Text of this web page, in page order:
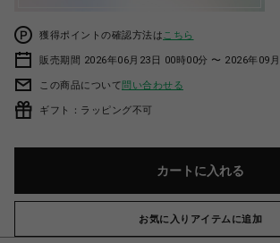
獲得ポイントの確認方法は こちら
販売期間 2026年06月23日 00時00分 〜 2026年09
この商品について問い合わせる
ギフト：ラッピング不可
カートに入れる
お気に入りアイテムに追加